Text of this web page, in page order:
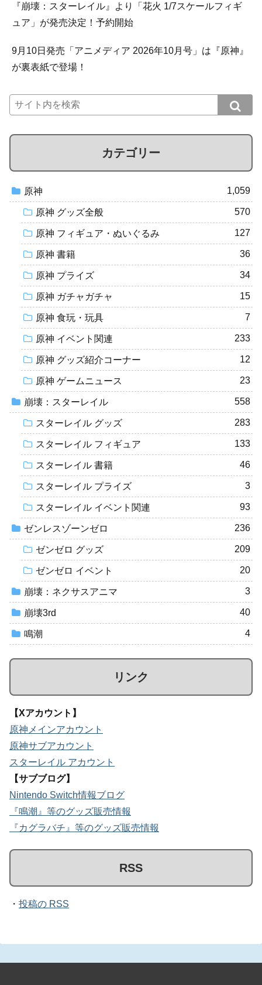
『崩壊：スターレイル』より「花火 1/7スケールフィギ
ュア」が発売決定！予約開始
9月10日発売「アニメディア 2026年10月号」は『原神』
が裏表紙で登場！
カテゴリー
原神 1,059
原神 グッズ全般 570
原神 フィギュア・ぬいぐるみ 127
原神 書籍 36
原神 プライズ 34
原神 ガチャガチャ 15
原神 食玩・玩具 7
原神 イベント関連 233
原神 グッズ紹介コーナー 12
原神 ゲームニュース 23
崩壊：スターレイル 558
スターレイル グッズ 283
スターレイル フィギュア 133
スターレイル 書籍 46
スターレイル プライズ 3
スターレイル イベント関連 93
ゼンレスゾーンゼロ 236
ゼンゼロ グッズ 209
ゼンゼロ イベント 20
崩壊：ネクサスアニマ 3
崩壊3rd 40
鳴潮 4
リンク
【Xアカウント】
原神メインアカウント
原神サブアカウント
スターレイル アカウント
【サブブログ】
Nintendo Switch情報ブログ
『鳴潮』等のグッズ販売情報
『カグラバチ』等のグッズ販売情報
RSS
・ 投稿の RSS